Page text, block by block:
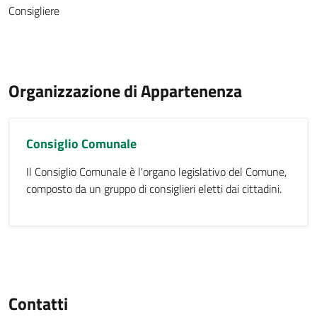
Consigliere
Organizzazione di Appartenenza
Consiglio Comunale
Il Consiglio Comunale è l'organo legislativo del Comune,
composto da un gruppo di consiglieri eletti dai cittadini.
Contatti